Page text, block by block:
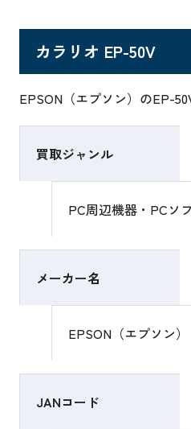
カラリオ EP-50V
EPSON（エプソン）のEP-
買取ジャンル
PC周辺機器・PCソ
メーカー名
EPSON（エプソン）
JANコード